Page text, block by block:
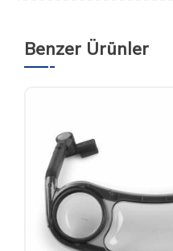
Benzer Ürünler